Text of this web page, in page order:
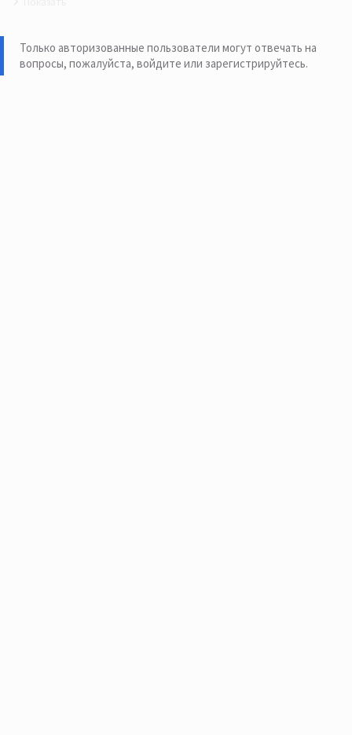
Только авторизованные пользователи могут отвечать на
вопросы, пожалуйста, войдите или зарегистрируйтесь.